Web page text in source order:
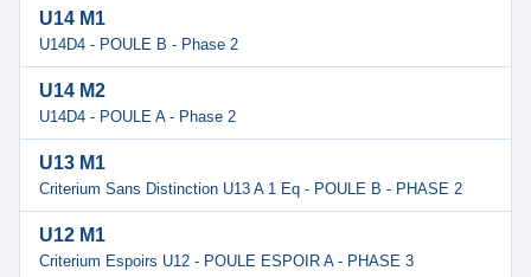
U14 M1
U14D4 - POULE B - Phase 2
U14 M2
U14D4 - POULE A - Phase 2
U13 M1
Criterium Sans Distinction U13 A 1 Eq - POULE B - PHASE 2
U12 M1
Criterium Espoirs U12 - POULE ESPOIR A - PHASE 3